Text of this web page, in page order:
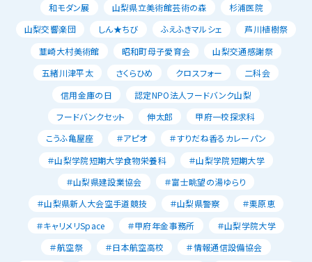
和モダン展
山梨県立美術館芸術の森
杉浦医院
山梨交響楽団
しん★ちび ふえふきマルシェ
芦川植樹祭
韮崎大村美術館
昭和町母子愛育会
山梨交通感謝祭
五緒川津平太
さくらひめ クロスフォー
二科会
信用金庫の日
認定NPO法人フードバンク山梨
フードバンクセット
伸太郎
甲府一校探求科
こうふ亀屋座
＃アピオ
＃すりだね香るカレーパン
＃山梨学院短期大学食物栄養科
＃山梨学院短期大学
＃山梨県建設業協会
＃富士眺望の湯ゆらり
＃山梨県新人大会空手道競技
＃山梨県警察
＃栗原恵
＃キャリメリSpace
＃甲府年金事務所
＃山梨学院大学
＃航空祭
＃日本航空高校
＃情報通信設備協会